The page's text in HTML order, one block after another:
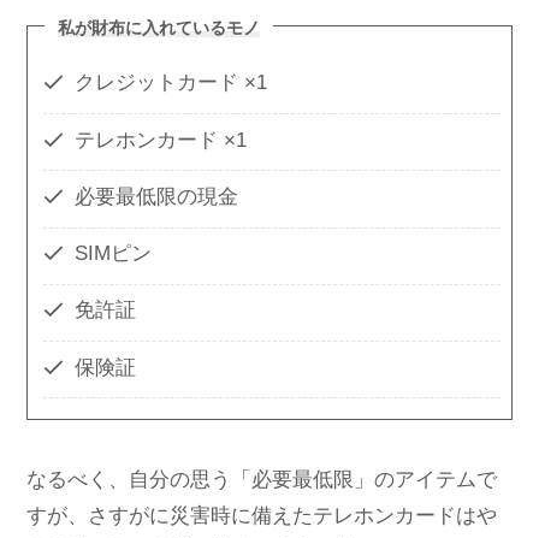
私が財布に入れているモノ
クレジットカード ×1
テレホンカード ×1
必要最低限の現金
SIMピン
免許証
保険証
なるべく、自分の思う「必要最低限」のアイテムで
すが、さすがに災害時に備えたテレホンカードはや